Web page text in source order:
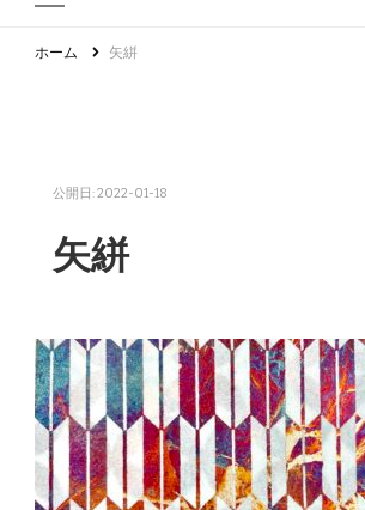
ホーム 矢絣
公開日:2022-01-18
矢絣